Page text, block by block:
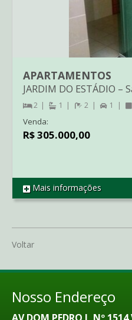
REF AP4278
APARTAMENTOS
JARDIM DO ESTÁDIO –
2 1 2 1
Venda:
R$ 305.000,00
Mais informações
Voltar
Nosso Endereço